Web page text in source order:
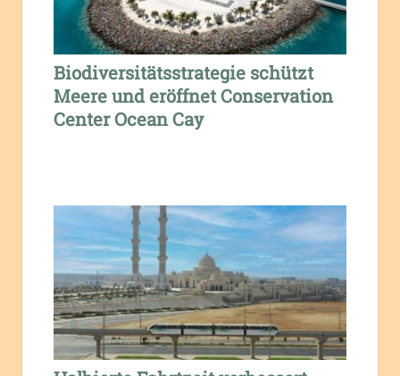
Biodiversitätsstrategie schützt
Meere und eröffnet Conservation
Center Ocean Cay